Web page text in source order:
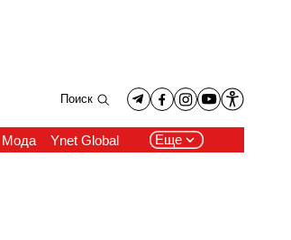
Поиск
Мода Ynet Global Еще